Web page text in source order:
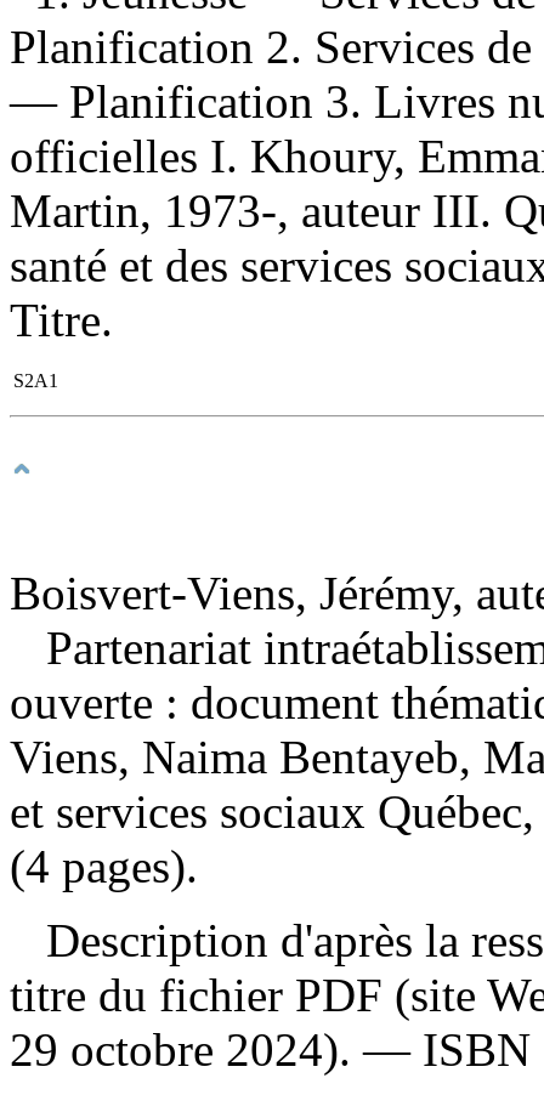
Planification 2. Services
— Planification 3. Livres
officielles I. Khoury,
Martin, 1973-, auteur III.
santé et des services
Titre.
S2A1
Boisvert-Viens, Jérémy,
Partenariat
ouverte : document
Viens, Naima Bentayeb,
et services sociaux
(4 pages).
Description d'après la
titre du fichier PDF (site
29 octobre 2024). — ISBN